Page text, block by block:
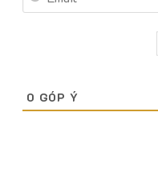
0 GÓP Ý